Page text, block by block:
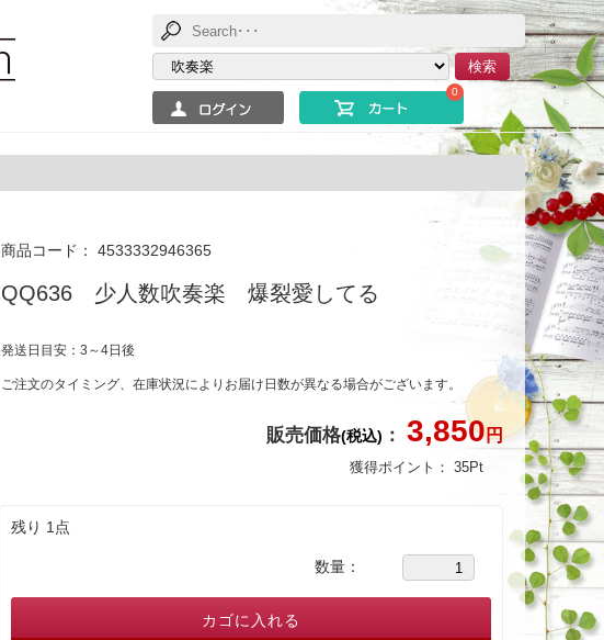
検索
0
商品コード： 4533332946365
QQ636 少人数吹奏楽 爆裂愛してる
発送日目安：3～4日後
ご注文のタイミング、在庫状況によりお届け日数が異なる場合がございます。
販売価格(税込) ： 3,850円
獲得ポイント： 35Pt
残り 1点
数量：
カゴに入れる